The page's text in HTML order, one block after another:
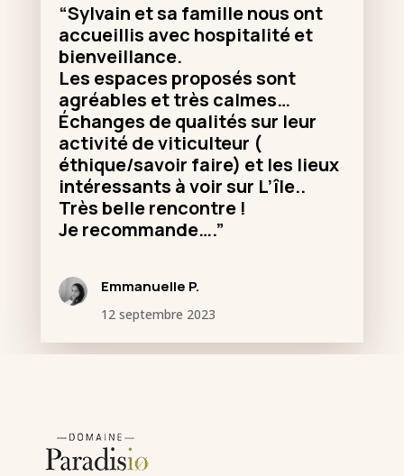
“Sylvain et sa famille nous ont
accueillis avec hospitalité et
bienveillance.
Les espaces proposés sont
agréables et très calmes…
Échanges de qualités sur leur
activité de viticulteur (
éthique/savoir faire) et les lieux
intéressants à voir sur L’île..
Très belle rencontre !
Je recommande….”
Emmanuelle P.
12 septembre 2023